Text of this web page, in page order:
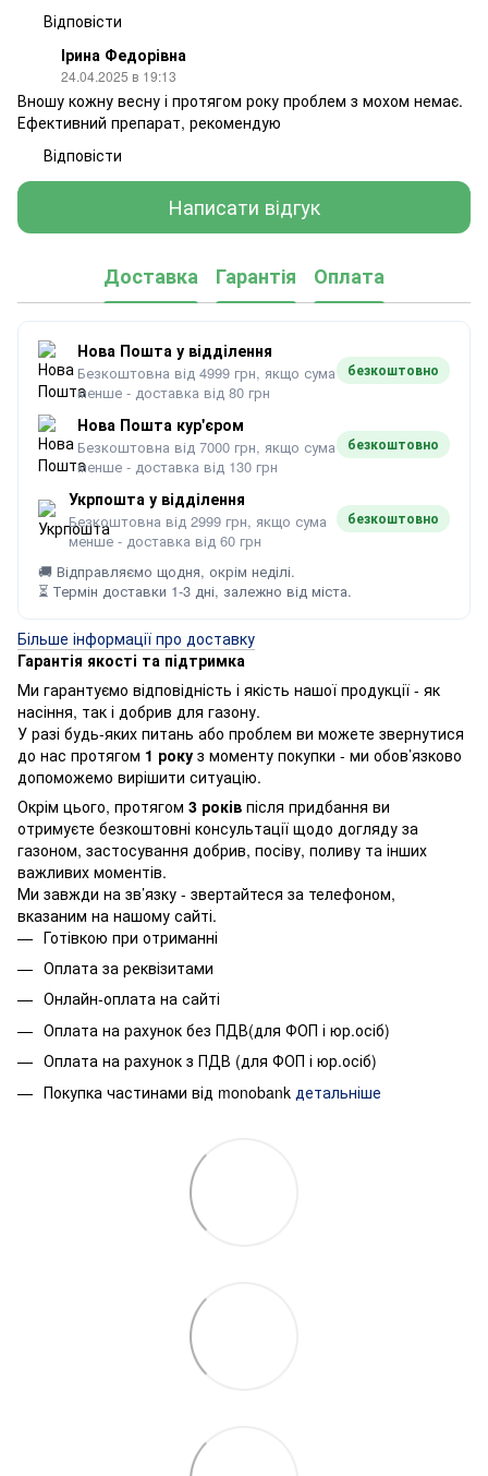
Відповісти
Ірина Федорівна
24.04.2025 в 19:13
Вношу кожну весну і протягом року проблем з мохом немає.
Ефективний препарат, рекомендую
Відповісти
Написати відгук
Доставка Гарантія Оплата
Нова Пошта у відділення
Безкоштовна від 4999 грн, якщо сума
менше - доставка від 80 грн
безкоштовно
Нова Пошта кур'єром
Безкоштовна від 7000 грн, якщо сума
менше - доставка від 130 грн
безкоштовно
Укрпошта у відділення
Безкоштовна від 2999 грн, якщо сума
менше - доставка від 60 грн
безкоштовно
🚚 Відправляємо щодня, окрім неділі.
⏳ Термін доставки 1-3 дні, залежно від міста.
Більше інформації про доставку
Гарантія якості та підтримка
Ми гарантуємо відповідність і якість нашої продукції - як
насіння, так і добрив для газону.
У разі будь-яких питань або проблем ви можете звернутися
до нас протягом 1 року з моменту покупки - ми обов’язково
допоможемо вирішити ситуацію.
Окрім цього, протягом 3 років після придбання ви
отримуєте безкоштовні консультації щодо догляду за
газоном, застосування добрив, посіву, поливу та інших
важливих моментів.
Ми завжди на зв’язку - звертайтеся за телефоном,
вказаним на нашому сайті.
Готівкою при отриманні
Оплата за реквізитами
Онлайн-оплата на сайті
Оплата на рахунок без ПДВ(для ФОП і юр.осіб)
Оплата на рахунок з ПДВ (для ФОП і юр.осіб)
Покупка частинами від monobank детальніше